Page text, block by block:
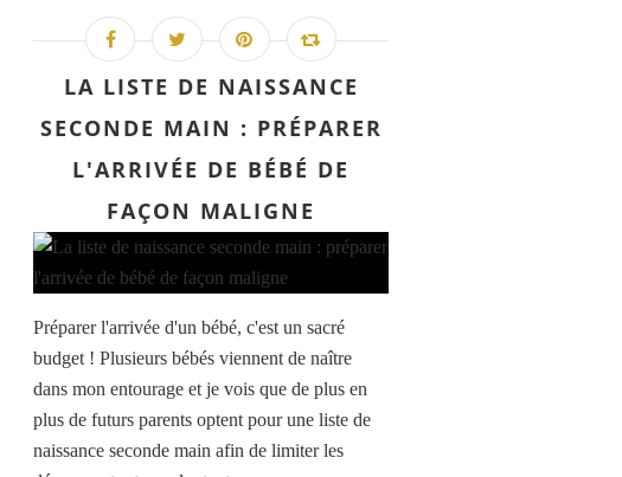
LA LISTE DE NAISSANCE
SECONDE MAIN : PRÉPARER
L'ARRIVÉE DE BÉBÉ DE
FAÇON MALIGNE
Préparer l'arrivée d'un bébé, c'est un sacré
budget ! Plusieurs bébés viennent de naître
dans mon entourage et je vois que de plus en
plus de futurs parents optent pour une liste de
naissance seconde main afin de limiter les